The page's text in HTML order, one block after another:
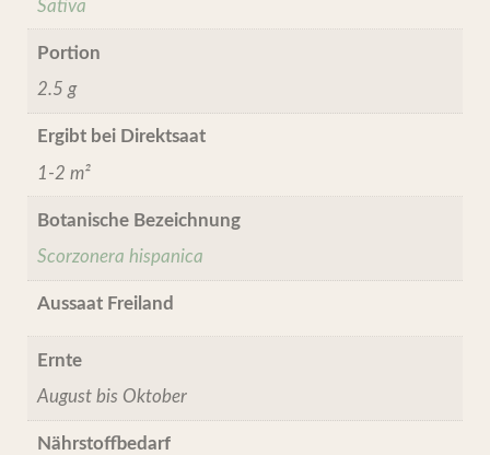
Sativa
Portion
2.5 g
Ergibt bei Direktsaat
1-2 m²
Botanische Bezeichnung
Scorzonera hispanica
Aussaat Freiland
Ernte
August bis Oktober
Nährstoffbedarf